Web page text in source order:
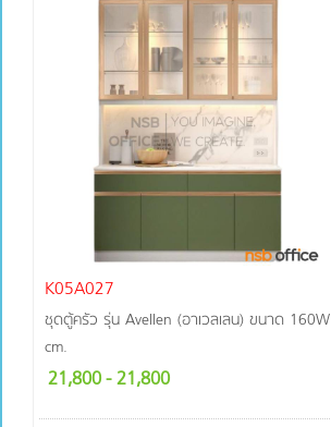
K05A027
ชุดตู้ครัว รุ่น Avellen (อาเวลเลน) ขนาด 160W
cm.
21,800- 21,800